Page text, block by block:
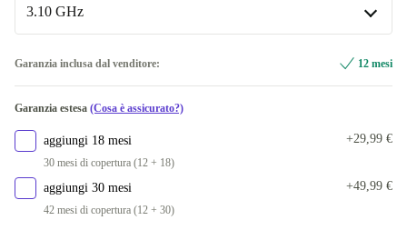
AMD Radeon Pro 5700 8 GB GDDR6 | 1000 GB, 16.0
GB, Intel Core i7-10700K
3.10 GHz
Disponibile in altre combinazioni
3.60 GHz | 512 GB, 16.0 GB, Intel Core i9-10910
3.80 GHz | 512 GB, 16.0 GB, Intel Core i7-10700K
Garanzia inclusa dal venditore: 12 mesi
Garanzia estesa (Cosa è assicurato?)
aggiungi 18 mesi
30 mesi di copertura (12 + 18)
+29,99 €
aggiungi 30 mesi
42 mesi di copertura (12 + 30)
+49,99 €